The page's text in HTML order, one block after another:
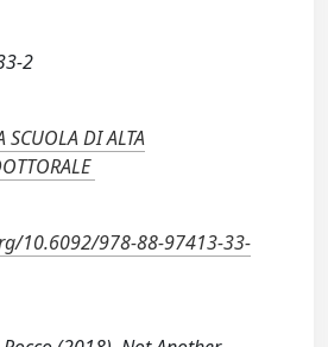
2
SCUOLA DI ALTA
10.6092/978-88-97413-33-